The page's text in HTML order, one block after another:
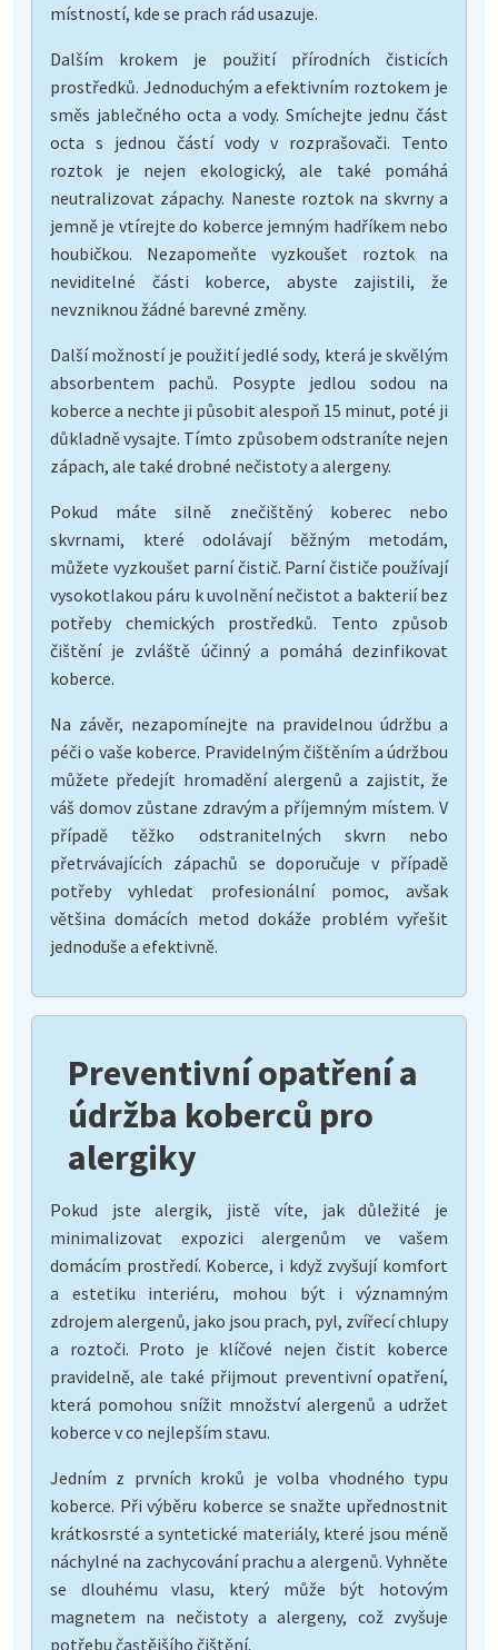
místností, kde se prach rád usazuje.
Dalším krokem je použití přírodních čisticích
prostředků. Jednoduchým a efektivním roztokem je
směs jablečného octa a vody. Smíchejte jednu část
octa s jednou částí vody v rozprašovači. Tento
roztok je nejen ekologický, ale také pomáhá
neutralizovat zápachy. Naneste roztok na skvrny a
jemně je vtírejte do koberce jemným hadříkem nebo
houbičkou. Nezapomeňte vyzkoušet roztok na
neviditelné části koberce, abyste zajistili, že
nevzniknou žádné barevné změny.
Další možností je použití jedlé sody, která je skvělým
absorbentem pachů. Posypte jedlou sodou na
koberce a nechte ji působit alespoň 15 minut, poté ji
důkladně vysajte. Tímto způsobem odstraníte nejen
zápach, ale také drobné nečistoty a alergeny.
Pokud máte silně znečištěný koberec nebo
skvrnami, které odolávají běžným metodám,
můžete vyzkoušet parní čistič. Parní čističe používají
vysokotlakou páru k uvolnění nečistot a bakterií bez
potřeby chemických prostředků. Tento způsob
čištění je zvláště účinný a pomáhá dezinfikovat
koberce.
Na závěr, nezapomínejte na pravidelnou údržbu a
péči o vaše koberce. Pravidelným čištěním a údržbou
můžete předejít hromadění alergenů a zajistit, že
váš domov zůstane zdravým a příjemným místem. V
případě těžko odstranitelných skvrn nebo
přetrvávajících zápachů se doporučuje v případě
potřeby vyhledat profesionální pomoc, avšak
většina domácích metod dokáže problém vyřešit
jednoduše a efektivně.
Preventivní opatření a
údržba koberců pro
alergiky
Pokud jste alergik, jistě víte, jak důležité je
minimalizovat expozici alergenům ve vašem
domácím prostředí. Koberce, i když zvyšují komfort
a estetiku interiéru, mohou být i významným
zdrojem alergenů, jako jsou prach, pyl, zvířecí chlupy
a roztoči. Proto je klíčové nejen čistit koberce
pravidelně, ale také přijmout preventivní opatření,
která pomohou snížit množství alergenů a udržet
koberce v co nejlepším stavu.
Jedním z prvních kroků je volba vhodného typu
koberce. Při výběru koberce se snažte upřednostnit
krátkosrsté a syntetické materiály, které jsou méně
náchylné na zachycování prachu a alergenů. Vyhněte
se dlouhému vlasu, který může být hotovým
magnetem na nečistoty a alergeny, což zvyšuje
potřebu častějšího čištění.